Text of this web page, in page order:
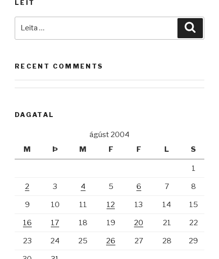
LEIT
RECENT COMMENTS
DAGATAL
ágúst 2004
M
Þ M F F L S
1
2 3 4 5 6 7 8
9 10 11 12 13 14 15
16 17 18 19 20 21 22
23 24 25 26 27 28 29